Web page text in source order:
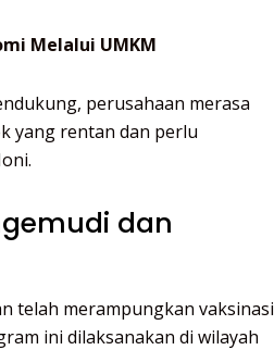
Melalui UMKM
perusahaan merasa
yang rentan dan perlu
dan
telah merampungkan vaksinasi
ini dilaksanakan di wilayah